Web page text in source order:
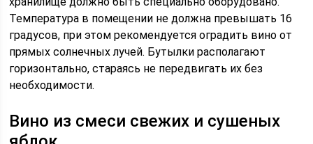
Температура в помещении не должна превышать 16
градусов, при этом рекомендуется оградить вино от
прямых солнечных лучей. Бутылки располагают
горизонтально, стараясь не передвигать их без
необходимости.
Вино из смеси свежих и сушеных